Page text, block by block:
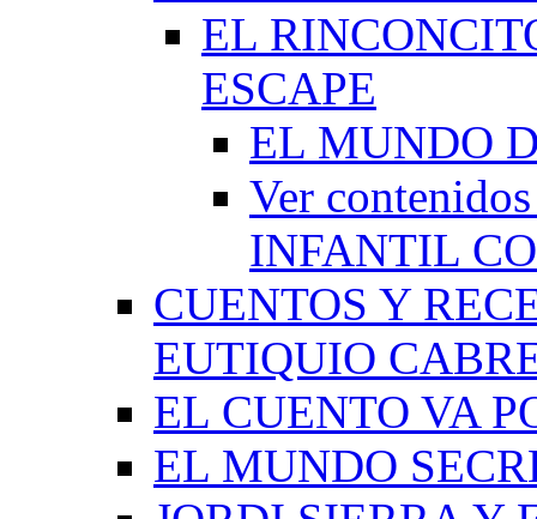
EL
ESCAPE
EL MUNDO
Ver
INFANTIL
CUENTOS Y
EUTIQUIO
EL CUENTO VA
EL MUNDO